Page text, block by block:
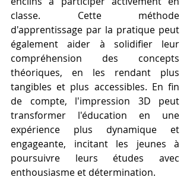
classe. Cette méthode
d'apprentissage par la pratique peut
également aider à solidifier leur
compréhension des concepts
théoriques, en les rendant plus
tangibles et plus accessibles. En fin
de compte, l'impression 3D peut
transformer l'éducation en une
expérience plus dynamique et
engageante, incitant les jeunes à
poursuivre leurs études avec
enthousiasme et détermination.